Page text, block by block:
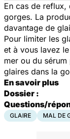
En cas de reflux,
gorges. La
davantage de
Pour limiter les
et à vous lavez
mer ou du
glaires dans la
En savoir plus
Dossier :
Questions/
GLAIRE MAL DE